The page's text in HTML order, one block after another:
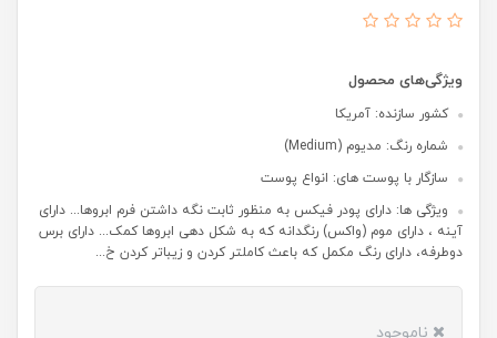
ویژگی‌های محصول
کشور سازنده: آمریکا
شماره رنگ: مدیوم (Medium)
سازگار با پوست های: انواع پوست
ویژگی ها: دارای پودر فیکس به منظور ثابت نگه داشتن فرم ابروها... دارای
آینه ، دارای موم (واکس) رنگدانه که به شکل دهی ابروها کمک... دارای برس
دوطرفه، دارای رنگ مکمل که باعث کاملتر کردن و زیباتر کردن خ...
ناموجود